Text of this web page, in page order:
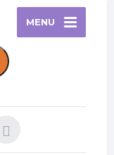
MENU